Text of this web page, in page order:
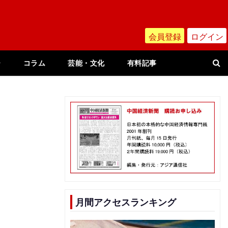
会員登録 ログイン
コラム 芸能・文化 有料記事
月間アクセスランキング